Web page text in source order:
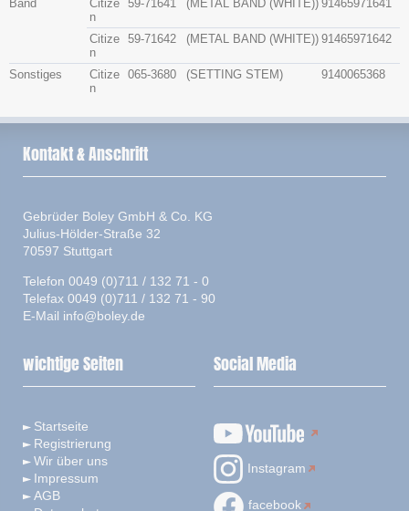
Band
Citize
n
59-71641 (METAL BAND (WHITE)) 91465971641
Citize
n
59-71642 (METAL BAND (WHITE)) 91465971642
Sonstiges
Citize
n
065-3680 (SETTING STEM) 9140065368
Kontakt & Anschrift
Gebrüder Boley GmbH & Co. KG
Julius-Hölder-Straße 32
70597 Stuttgart
Telefon 0049 (0)711 / 132 71 - 0
Telefax 0049 (0)711 / 132 71 - 90
E-Mail info@boley.de
wichtige Seiten
Startseite
Registrierung
Wir über uns
Impressum
AGB
Social Media
Instagram
facebook